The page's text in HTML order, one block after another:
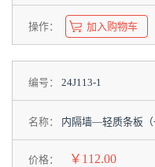
操作： 加入购物车
编号： 24J113-1
名称： 内隔墙—轻质条板（
价格： ￥112.00